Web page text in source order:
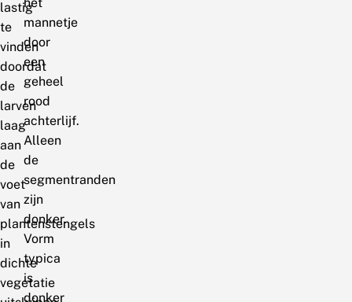
lastig
te
vinden
doordat
de
larven
laag
aan
de
voet
van
plantenstengels
in
dichte
vegetatie
het
mannetje
door
een
geheel
rood
achterlijf.
Alleen
de
segmentranden
zijn
donker.
Vorm
typica
is
donker